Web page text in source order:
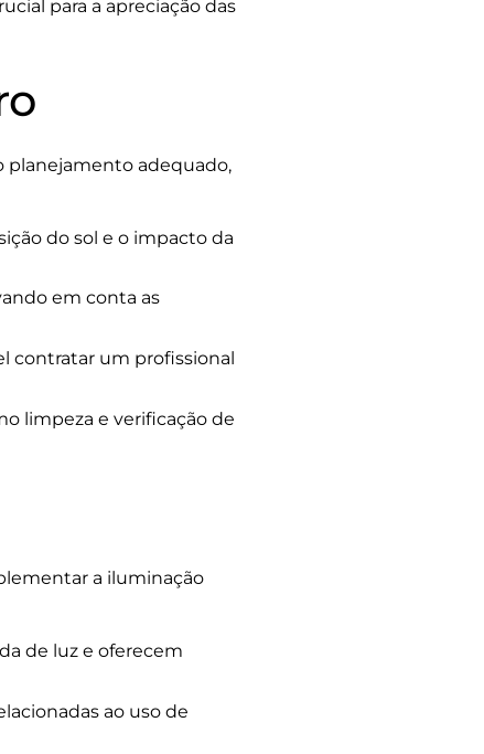
para a apreciação das
planejamento adequado,
do sol e o impacto da
em conta as
contratar um profissional
limpeza e verificação de
a iluminação
de luz e oferecem
ao uso de